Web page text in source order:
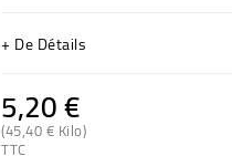
+ De Détails
5,20 €
(45,40 € Kilo)
TTC